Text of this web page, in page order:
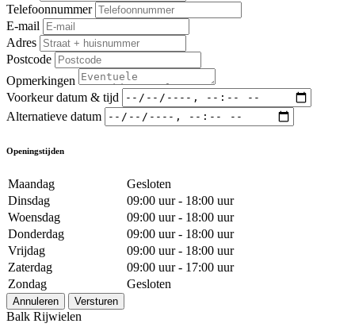
Telefoonnummer
E-mail
Adres
Postcode
Opmerkingen
Voorkeur datum & tijd
Alternatieve datum
Openingstijden
Maandag
Gesloten
Dinsdag
09:00 uur - 18:00 uur
Woensdag
09:00 uur - 18:00 uur
Donderdag
09:00 uur - 18:00 uur
Vrijdag
09:00 uur - 18:00 uur
Zaterdag
09:00 uur - 17:00 uur
Zondag
Gesloten
Annuleren Versturen
Balk Rijwielen